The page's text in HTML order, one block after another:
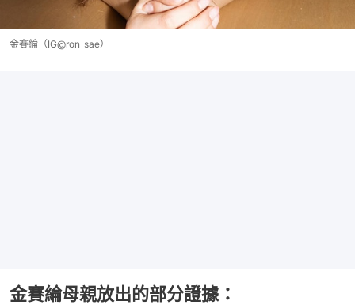
金賽綸（IG@ron_sae）
金賽綸母親放出的部分證據：